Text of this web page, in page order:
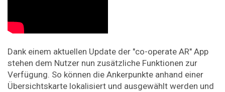
Dank einem aktuellen Update der "co-operate AR" App
stehen dem Nutzer nun zusätzliche Funktionen zur
Verfügung. So können die Ankerpunkte anhand einer
Übersichtskarte lokalisiert und ausgewählt werden und